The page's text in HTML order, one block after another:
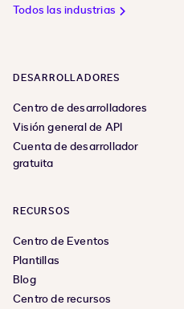
Todos las industrias
DESARROLLADORES
Centro de desarrolladores
Visión general de API
Cuenta de desarrollador
gratuita
RECURSOS
Centro de Eventos
Plantillas
Blog
Centro de recursos